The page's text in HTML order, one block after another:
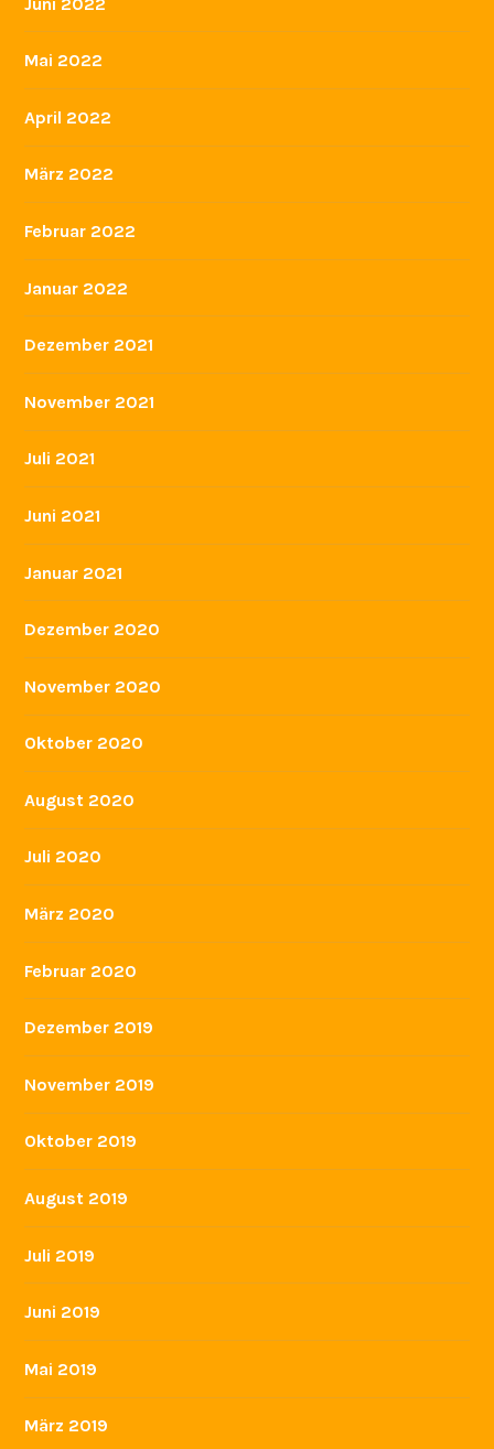
Mai 2022
April 2022
März 2022
Februar 2022
Januar 2022
Dezember 2021
November 2021
Juli 2021
Juni 2021
Januar 2021
Dezember 2020
November 2020
Oktober 2020
August 2020
Juli 2020
März 2020
Februar 2020
Dezember 2019
November 2019
Oktober 2019
August 2019
Juli 2019
Juni 2019
Mai 2019
März 2019